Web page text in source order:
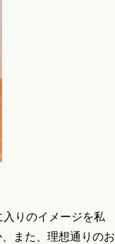
りのイメージを私
また、理想通りのお